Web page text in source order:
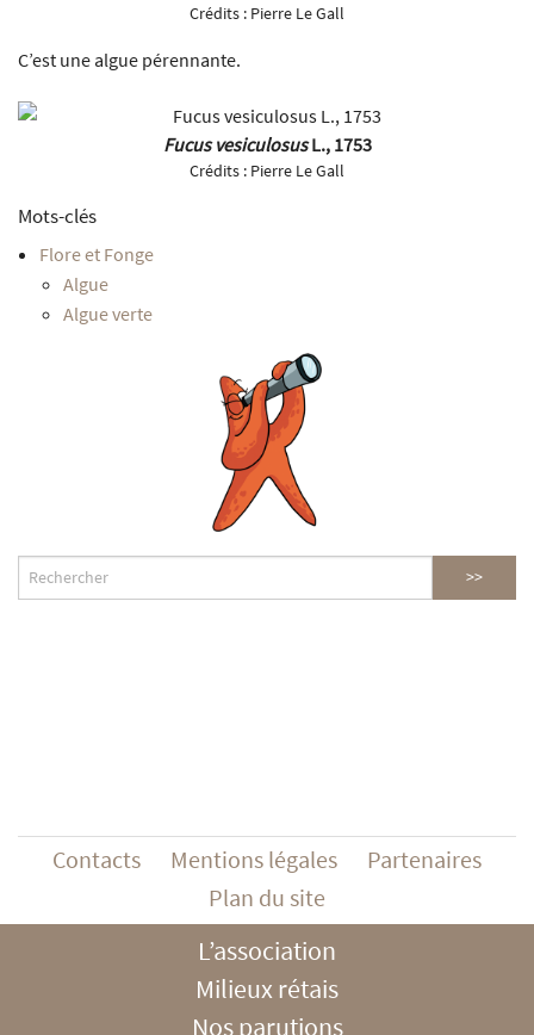
Crédits : Pierre Le Gall
C’est une algue pérennante.
Fucus vesiculosusL., 1753
Crédits : Pierre Le Gall
Mots-clés
Flore et Fonge
Algue
Algue verte
Contacts Mentions légales
Partenaires
Plan du site
L’association
Milieux rétais
Nos parutions